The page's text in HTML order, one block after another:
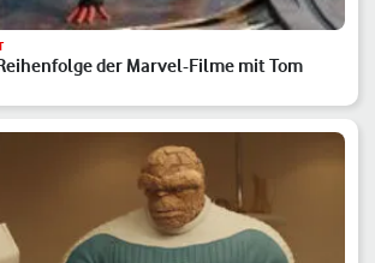
der Marvel-Filme mit Tom